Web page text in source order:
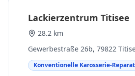
Lackierzentrum Titisee
28.2 km
Gewerbestraße 26b, 79822
Konventionelle Karosserie-